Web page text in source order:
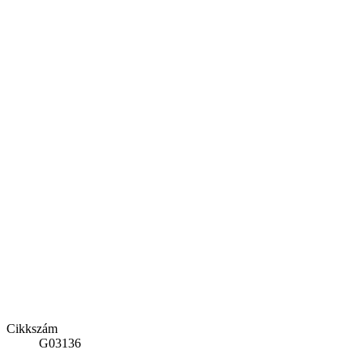
Cikkszám
G03136